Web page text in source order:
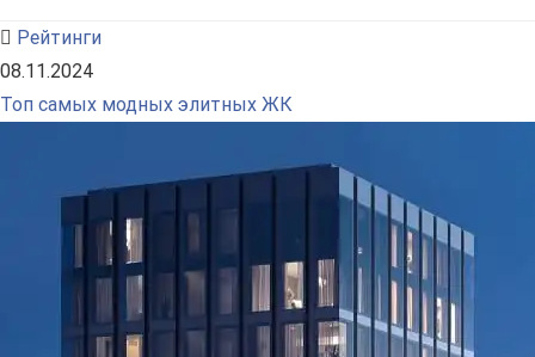
Рейтинги
08.11.2024
Топ самых модных элитных ЖК